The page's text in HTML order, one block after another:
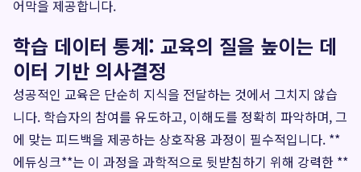
어막을 제공합니다.
학습 데이터 통계: 교육의 질을 높이는 데
이터 기반 의사결정
성공적인 교육은 단순히 지식을 전달하는 것에서 그치지 않습
니다. 학습자의 참여를 유도하고, 이해도를 정확히 파악하며, 그
에 맞는 피드백을 제공하는 상호작용 과정이 필수적입니다. **
에듀싱크**는 이 과정을 과학적으로 뒷받침하기 위해 강력한 **